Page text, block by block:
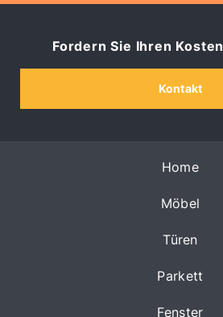
Home
Möbel
Türen
Parkett
Fenster
Fordern Sie Ihren
Kontakt